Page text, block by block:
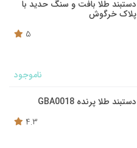
دستبند طلا بافت و سنگ حدید با
پلاک خرگوش
5
ناموجود
دستبند طلا پرنده GBA0018
4.3